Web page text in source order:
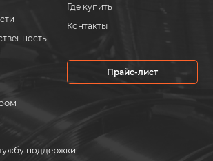
Где купить
Контакты
Прайс-лист
поддержки